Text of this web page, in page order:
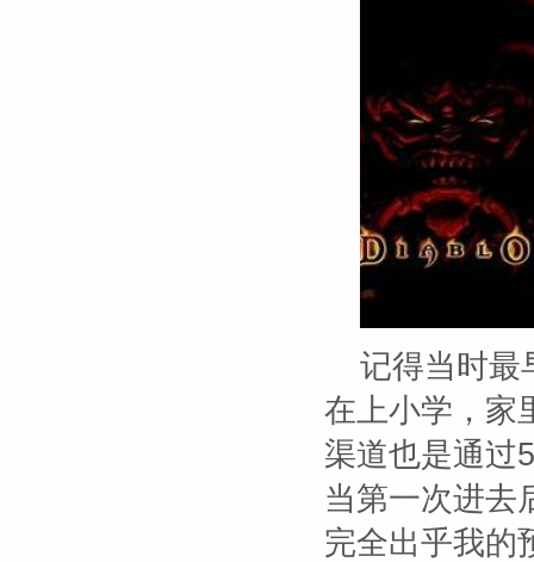
记得当时最
在上小学，家
渠道也是通过
当第一次进去
完全出乎我的